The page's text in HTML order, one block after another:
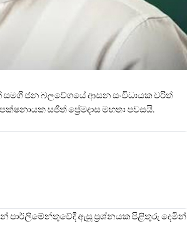
ජන බලවේගයේ ආසන සංවිධායක චරිත්
සජිත් ප්‍රේමදාස මහතා පවසයි.
පාර්ලිමේන්තුවේදී ඇසූ ප්‍රශ්නයක පිළිතුරු දෙමින්